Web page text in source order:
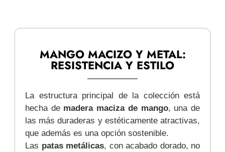
MANGO MACIZO Y METAL:
RESISTENCIA Y ESTILO
La estructura principal de la colección está
hecha de madera maciza de mango, una de
las más duraderas y estéticamente atractivas,
que además es una opción sostenible.
Las patas metálicas, con acabado dorado, no